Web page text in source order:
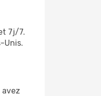
7j/7.
Unis.
avez